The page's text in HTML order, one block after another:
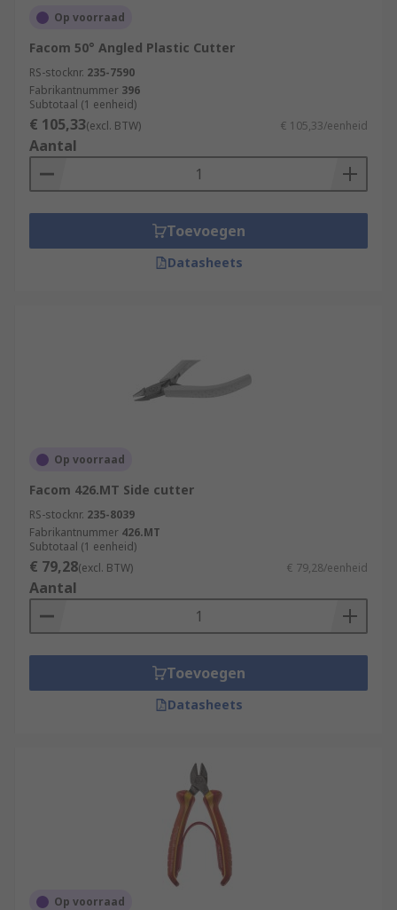
Op voorraad
Facom 50° Angled Plastic Cutter
RS-stocknr. 235-7590
Fabrikantnummer 396
Subtotaal (1 eenheid)
€ 105,33(excl. BTW) € 105,33/eenheid
Aantal
Toevoegen
Datasheets
Op voorraad
Facom 426.MT Side cutter
RS-stocknr. 235-8039
Fabrikantnummer 426.MT
Subtotaal (1 eenheid)
€ 79,28(excl. BTW) € 79,28/eenheid
Aantal
Toevoegen
Datasheets
Op voorraad